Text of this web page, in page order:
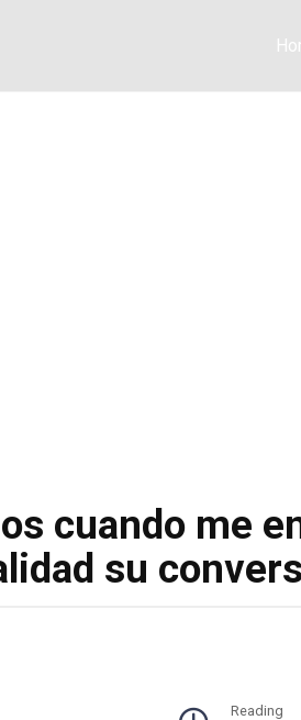
cuando me
su
Reading